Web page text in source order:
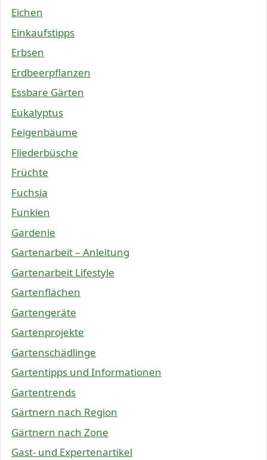
Eichen
Einkaufstipps
Erbsen
Erdbeerpflanzen
Essbare Gärten
Eukalyptus
Feigenbäume
Fliederbüsche
Früchte
Fuchsia
Funkien
Gardenie
Gartenarbeit – Anleitung
Gartenarbeit Lifestyle
Gartenflächen
Gartengeräte
Gartenprojekte
Gartenschädlinge
Gartentipps und Informationen
Gartentrends
Gärtnern nach Region
Gärtnern nach Zone
Gast- und Expertenartikel